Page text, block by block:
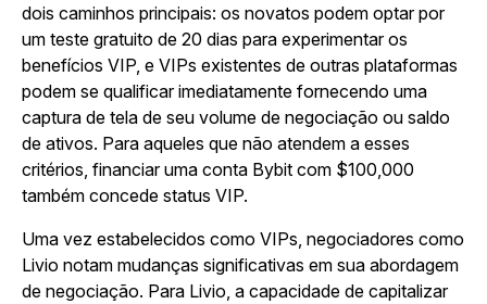
dois caminhos principais: os novatos podem optar por
um teste gratuito de 20 dias para experimentar os
benefícios VIP, e VIPs existentes de outras plataformas
podem se qualificar imediatamente fornecendo uma
captura de tela de seu volume de negociação ou saldo
de ativos. Para aqueles que não atendem a esses
critérios, financiar uma conta Bybit com $100,000
também concede status VIP.
Uma vez estabelecidos como VIPs, negociadores como
Livio notam mudanças significativas em sua abordagem
de negociação. Para Livio, a capacidade de capitalizar